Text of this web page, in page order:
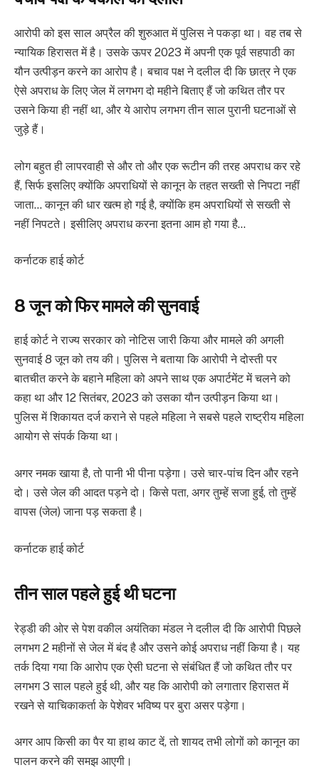
आरोपी को इस साल अप्रैल की शुरुआत में पुलिस ने पकड़ा था। वह तब से
न्यायिक हिरासत में है। उसके ऊपर 2023 में अपनी एक पूर्व सहपाठी का
यौन उत्पीड़न करने का आरोप है। बचाव पक्ष ने दलील दी कि छात्र ने एक
ऐसे अपराध के लिए जेल में लगभग दो महीने बिताए हैं जो कथित तौर पर
उसने किया ही नहीं था, और ये आरोप लगभग तीन साल पुरानी घटनाओं से
जुड़े हैं।
लोग बहुत ही लापरवाही से और तो और एक रूटीन की तरह अपराध कर रहे
हैं, सिर्फ इसलिए क्योंकि अपराधियों से कानून के तहत सख्ती से निपटा नहीं
जाता… कानून की धार खत्म हो गई है, क्योंकि हम अपराधियों से सख्ती से
नहीं निपटते। इसीलिए अपराध करना इतना आम हो गया है…
कर्नाटक हाई कोर्ट
8 जून को फिर मामले की सुनवाई
हाई कोर्ट ने राज्य सरकार को नोटिस जारी किया और मामले की अगली
सुनवाई 8 जून को तय की। पुलिस ने बताया कि आरोपी ने दोस्ती पर
बातचीत करने के बहाने महिला को अपने साथ एक अपार्टमेंट में चलने को
कहा था और 12 सितंबर, 2023 को उसका यौन उत्पीड़न किया था।
पुलिस में शिकायत दर्ज कराने से पहले महिला ने सबसे पहले राष्ट्रीय महिला
आयोग से संपर्क किया था।
अगर नमक खाया है, तो पानी भी पीना पड़ेगा। उसे चार-पांच दिन और रहने
दो। उसे जेल की आदत पड़ने दो। किसे पता, अगर तुम्हें सजा हुई, तो तुम्हें
वापस (जेल) जाना पड़ सकता है।
कर्नाटक हाई कोर्ट
तीन साल पहले हुई थी घटना
रेड्डी की ओर से पेश वकील अयंतिका मंडल ने दलील दी कि आरोपी पिछले
लगभग 2 महीनों से जेल में बंद है और उसने कोई अपराध नहीं किया है। यह
तर्क दिया गया कि आरोप एक ऐसी घटना से संबंधित हैं जो कथित तौर पर
लगभग 3 साल पहले हुई थी, और यह कि आरोपी को लगातार हिरासत में
रखने से याचिकाकर्ता के पेशेवर भविष्य पर बुरा असर पड़ेगा।
अगर आप किसी का पैर या हाथ काट दें, तो शायद तभी लोगों को कानून का
पालन करने की समझ आएगी।